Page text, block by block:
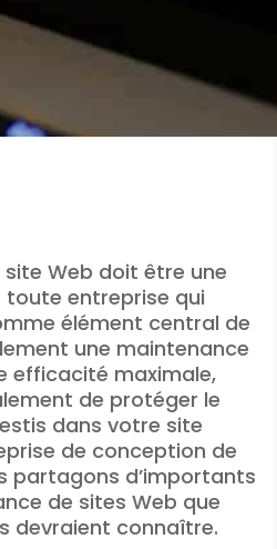
site Web doit être une
entreprise qui
élément central de
une maintenance
efficacité maximale,
de protéger le
dans votre site
de conception de
partagons d’importants
de sites Web que
devraient connaître.